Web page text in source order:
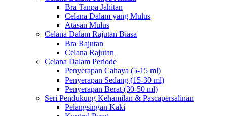
Bra Tanpa Jahitan
Celana Dalam yang Mulus
Atasan Mulus
Celana Dalam Rajutan Biasa
Bra Rajutan
Celana Rajutan
Celana Dalam Periode
Penyerapan Cahaya (5-15 ml)
Penyerapan Sedang (15-30 ml)
Penyerapan Berat (30-50 ml)
Seri Pendukung Kehamilan & Pascapersalinan
Pelangsingan Kaki